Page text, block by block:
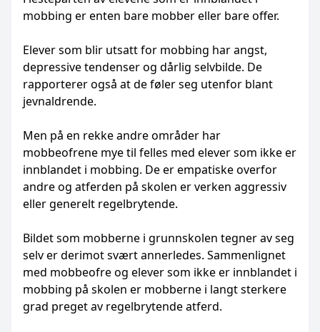
mobbing er enten bare mobber eller bare offer.
Elever som blir utsatt for mobbing har angst,
depressive tendenser og dårlig selvbilde. De
rapporterer også at de føler seg utenfor blant
jevnaldrende.
Men på en rekke andre områder har
mobbeofrene mye til felles med elever som ikke er
innblandet i mobbing. De er empatiske overfor
andre og atferden på skolen er verken aggressiv
eller generelt regelbrytende.
Bildet som mobberne i grunnskolen tegner av seg
selv er derimot svært annerledes. Sammenlignet
med mobbeofre og elever som ikke er innblandet i
mobbing på skolen er mobberne i langt sterkere
grad preget av regelbrytende atferd.